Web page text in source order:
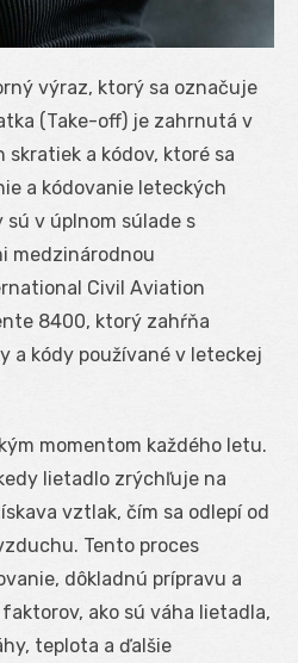
výraz, ktorý sa označuje
(Take-off) je zahrnutá v
a kódov, ktoré sa
a kódovanie leteckých
v úplnom súlade s
medzinárodnou
Civil Aviation
8400, ktorý zahŕňa
a kódy používané v leteckej
momentom každého letu.
lietadlo zrýchľuje na
vztlak, čím sa odlepí od
Tento proces
dôkladnú prípravu a
ako sú váha lietadla,
teplota a ďalšie